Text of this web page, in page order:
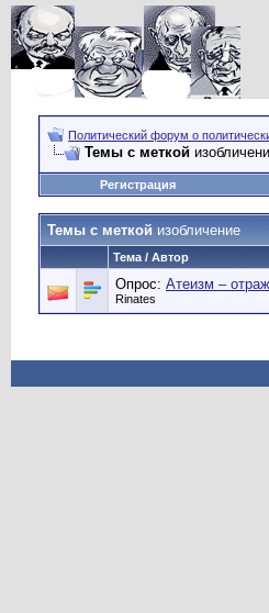
Политический форум о
Темы с меткой
Регистрация
Темы с меткой изобличение
Тема / Автор
Опрос: Атеизм –
Rinates